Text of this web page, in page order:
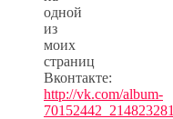
одной
из
моих
страниц
Вконтакте:
http://vk.com/album-
70152442_214823281